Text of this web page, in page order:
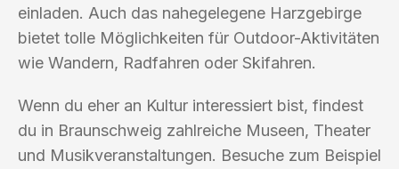
einladen. Auch das nahegelegene Harzgebirge
bietet tolle Möglichkeiten für Outdoor-Aktivitäten
wie Wandern, Radfahren oder Skifahren.
Wenn du eher an Kultur interessiert bist, findest
du in Braunschweig zahlreiche Museen, Theater
und Musikveranstaltungen. Besuche zum Beispiel